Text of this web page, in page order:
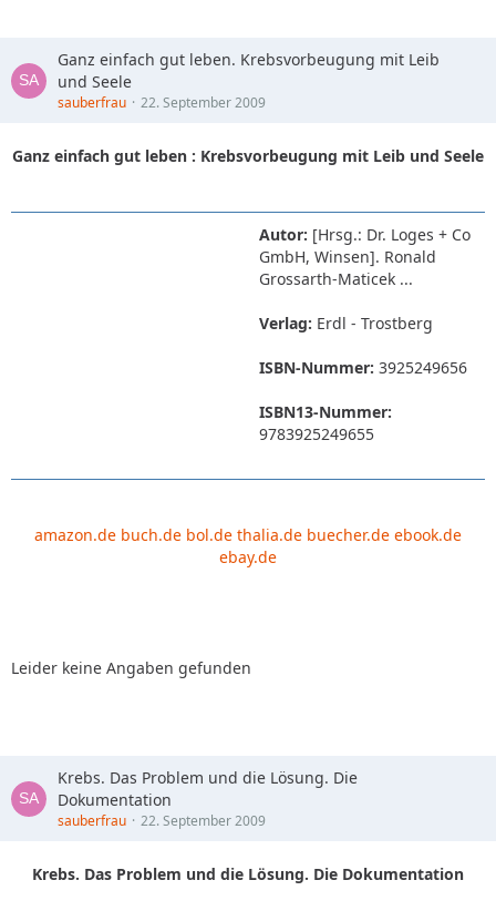
Ganz einfach gut leben. Krebsvorbeugung mit Leib
und Seele
sauberfrau 22. September 2009
Ganz einfach gut leben : Krebsvorbeugung mit Leib und Seele
Autor: [Hrsg.: Dr. Loges + Co
GmbH, Winsen]. Ronald
Grossarth-Maticek ...
Verlag: Erdl - Trostberg
ISBN-Nummer: 3925249656
ISBN13-Nummer:
9783925249655
amazon.de buch.de bol.de thalia.de buecher.de ebook.de
ebay.de
Leider keine Angaben gefunden
Krebs. Das Problem und die Lösung. Die
Dokumentation
sauberfrau 22. September 2009
Krebs. Das Problem und die Lösung. Die Dokumentation